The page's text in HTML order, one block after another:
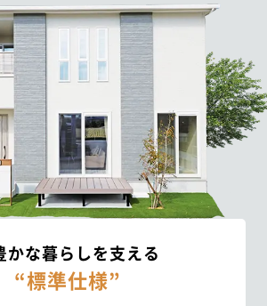
かな暮らしを支える
“標準仕様”